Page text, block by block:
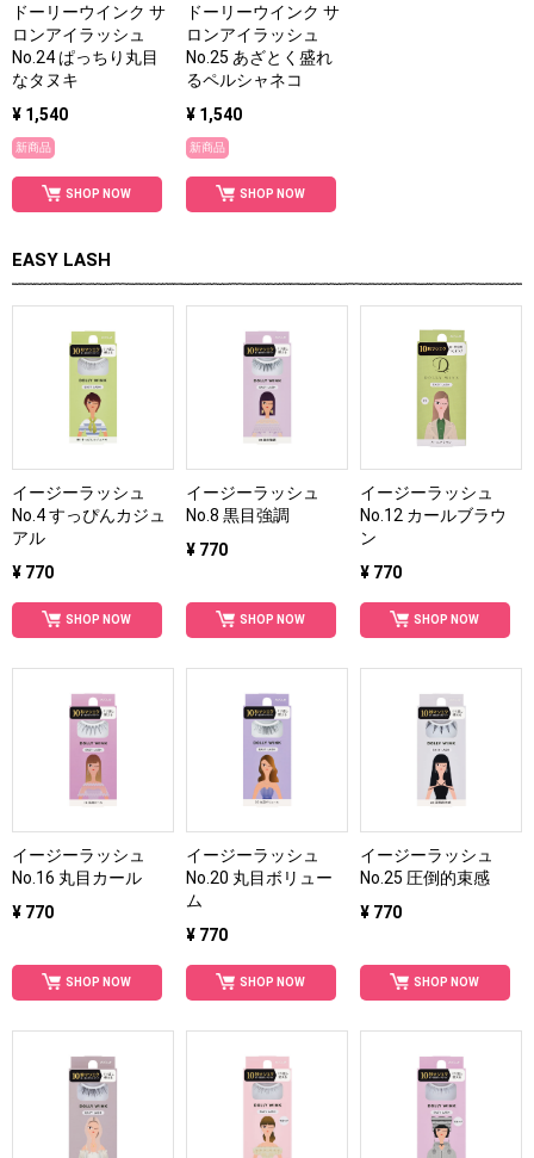
ドーリーウインク サ
ロンアイラッシュ
No.24 ぱっちり丸目
なタヌキ
¥ 1,540
新商品
SHOP NOW
ドーリーウインク サ
ロンアイラッシュ
No.25 あざとく盛れ
るペルシャネコ
¥ 1,540
新商品
SHOP NOW
EASY LASH
イージーラッシュ
No.4 すっぴんカジュ
アル
¥ 770
SHOP NOW
イージーラッシュ
No.8 黒目強調
¥ 770
SHOP NOW
イージーラッシュ
No.12 カールブラウ
ン
¥ 770
SHOP NOW
イージーラッシュ
No.16 丸目カール
¥ 770
SHOP NOW
イージーラッシュ
No.20 丸目ボリュー
ム
¥ 770
SHOP NOW
イージーラッシュ
No.25 圧倒的束感
¥ 770
SHOP NOW